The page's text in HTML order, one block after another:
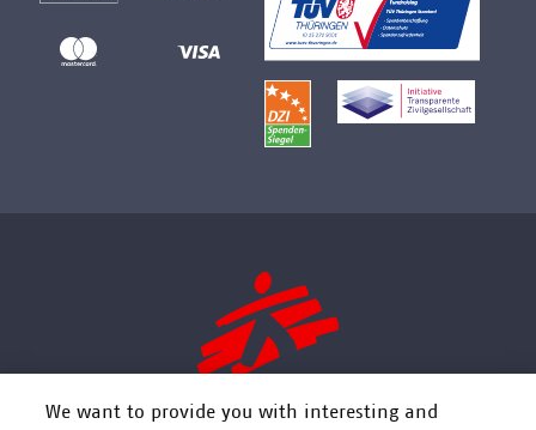
We want to provide you with interesting and